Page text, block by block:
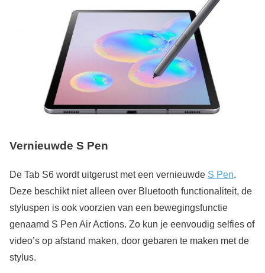
Vernieuwde S Pen
De Tab S6 wordt uitgerust met een vernieuwde S Pen.
Deze beschikt niet alleen over Bluetooth functionaliteit, de
styluspen is ook voorzien van een bewegingsfunctie
genaamd S Pen Air Actions. Zo kun je eenvoudig selfies of
video’s op afstand maken, door gebaren te maken met de
stylus.